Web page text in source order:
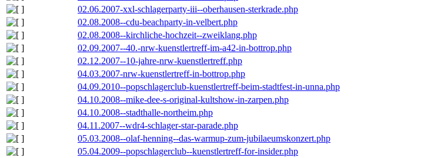
02.06.2007-xxl-schlagerparty-iii--oberhausen-sterkrade.php
02.08.2008--cdu-beachparty-in-velbert.php
02.08.2008--kirchliche-hochzeit--zweiklang.php
02.09.2007--40.-nrw-kuenstlertreff-im-a42-in-bottrop.php
02.12.2007--10-jahre-nrw-kuenstlertreff.php
04.03.2007-nrw-kuenstlertreff-in-bottrop.php
04.09.2010--popschlagerclub-kuenstlertreff-beim-stadtfest-in-unna.php
04.10.2008--mike-dee-s-original-kultshow-in-zarpen.php
04.10.2008--stadthalle-northeim.php
04.11.2007--wdr4-schlager-star-parade.php
05.03.2008--olaf-henning--das-warmup-zum-jubilaeumskonzert.php
05.04.2009--popschlagerclub--kuenstlertreff-for-insider.php